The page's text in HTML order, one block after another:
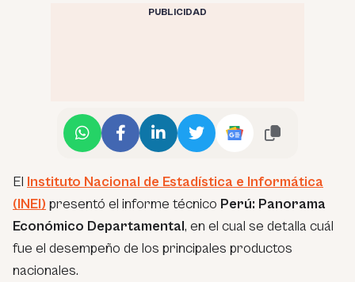
PUBLICIDAD
El Instituto Nacional de Estadística e Informática
(INEI) presentó el informe técnico Perú: Panorama
Económico Departamental, en el cual se detalla cuál
fue el desempeño de los principales productos
nacionales.